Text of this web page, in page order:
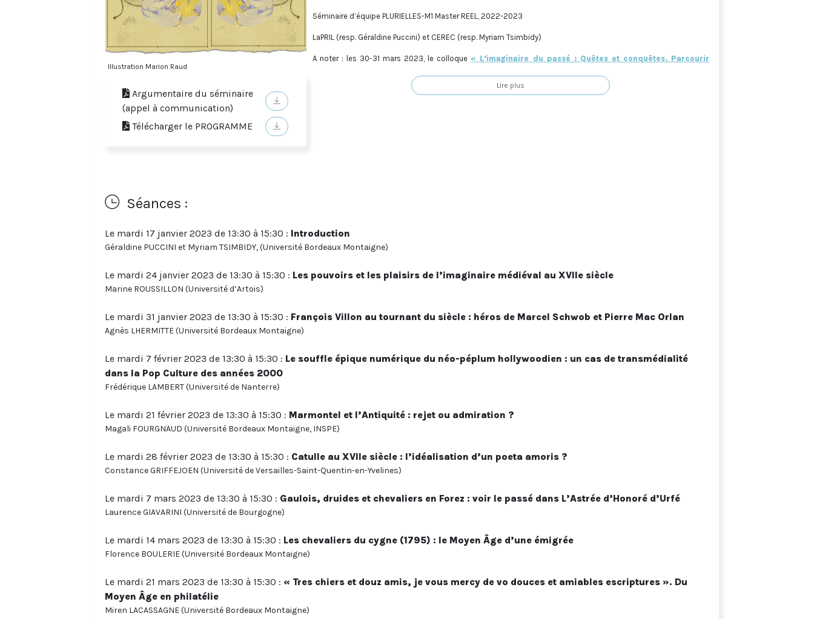
Illustration Marion Raud
Argumentaire du séminaire
(appel à communication)
Télécharger le PROGRAMME
Séminaire d’équipe PLURIELLES-M1 Master REEL, 2022-2023
LaPRIL (resp. Géraldine Puccini) et CEREC (resp. Myriam Tsimbidy)
A noter : les 30-31 mars 2023, le colloque « L’imaginaire du passé : Quêtes et conquêtes. Parcourir
Lire plus
Séances :
Le mardi 17 janvier 2023 de 13:30 à 15:30 : Introduction
Géraldine PUCCINI et Myriam TSIMBIDY, (Université Bordeaux Montaigne)
Le mardi 24 janvier 2023 de 13:30 à 15:30 : Les pouvoirs et les plaisirs de l’imaginaire médiéval au XVIIe siècle
Marine ROUSSILLON (Université d’Artois)
Le mardi 31 janvier 2023 de 13:30 à 15:30 : François Villon au tournant du siècle : héros de Marcel Schwob et Pierre Mac Orlan
Agnès LHERMITTE (Université Bordeaux Montaigne)
Le mardi 7 février 2023 de 13:30 à 15:30 : Le souffle épique numérique du néo-péplum hollywoodien : un cas de transmédialité
dans la Pop Culture des années 2000
Frédérique LAMBERT (Université de Nanterre)
Le mardi 21 février 2023 de 13:30 à 15:30 : Marmontel et l’Antiquité : rejet ou admiration ?
Magali FOURGNAUD (Université Bordeaux Montaigne, INSPE)
Le mardi 28 février 2023 de 13:30 à 15:30 : Catulle au XVIIe siècle : l’idéalisation d’un poeta amoris ?
Constance GRIFFEJOEN (Université de Versailles-Saint-Quentin-en-Yvelines)
Le mardi 7 mars 2023 de 13:30 à 15:30 : Gaulois, druides et chevaliers en Forez : voir le passé dans L’Astrée d’Honoré d’Urfé
Laurence GIAVARINI (Université de Bourgogne)
Le mardi 14 mars 2023 de 13:30 à 15:30 : Les chevaliers du cygne (1795) : le Moyen Âge d’une émigrée
Florence BOULERIE (Université Bordeaux Montaigne)
Le mardi 21 mars 2023 de 13:30 à 15:30 : « Tres chiers et douz amis, je vous mercy de vo douces et amiables escriptures ». Du
Moyen Âge en philatélie
Miren LACASSAGNE (Université Bordeaux Montaigne)